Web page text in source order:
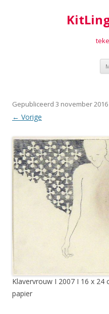
Gepubliceerd 3 november 2016
← Vorige
Klavervrouw I 2007 I 16 x 24
papier